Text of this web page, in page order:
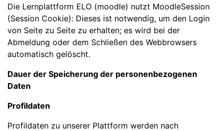
Die Lernplattform ELO (moodle) nutzt MoodleSession
(Session Cookie): Dieses ist notwendig, um den Login
von Seite zu Seite zu erhalten; es wird bei der
Abmeldung oder dem Schließen des Webbrowsers
automatisch gelöscht.
Dauer der Speicherung der personenbezogenen
Daten
Profildaten
Profildaten zu unserer Plattform werden nach